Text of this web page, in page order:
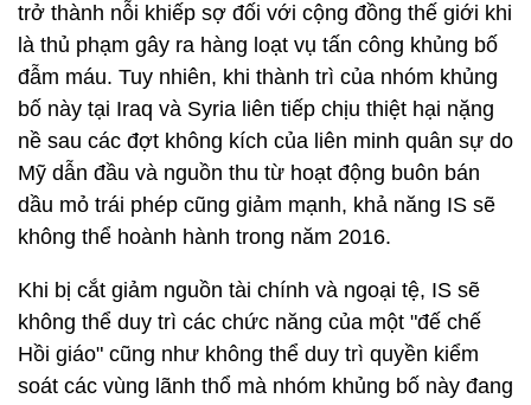
trở thành nỗi khiếp sợ đối với cộng đồng thế giới khi
là thủ phạm gây ra hàng loạt vụ tấn công khủng bố
đẫm máu. Tuy nhiên, khi thành trì của nhóm khủng
bố này tại Iraq và Syria liên tiếp chịu thiệt hại nặng
nề sau các đợt không kích của liên minh quân sự do
Mỹ dẫn đầu và nguồn thu từ hoạt động buôn bán
dầu mỏ trái phép cũng giảm mạnh, khả năng IS sẽ
không thể hoành hành trong năm 2016.
Khi bị cắt giảm nguồn tài chính và ngoại tệ, IS sẽ
không thể duy trì các chức năng của một "đế chế
Hồi giáo" cũng như không thể duy trì quyền kiểm
soát các vùng lãnh thổ mà nhóm khủng bố này đang